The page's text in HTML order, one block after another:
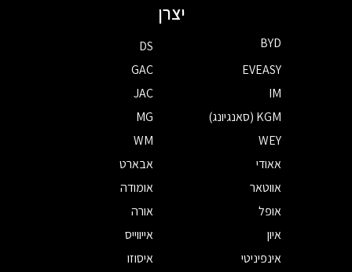
יצרן
BYD
DS
EVEASY
GAC
IM
JAC
KGM (סאנגיונג)
MG
WEY
WM
אאודי
אבארט
אווטאר
אומודה
אופל
אורה
איון
אייווייס
אינפיניטי
איסוזו